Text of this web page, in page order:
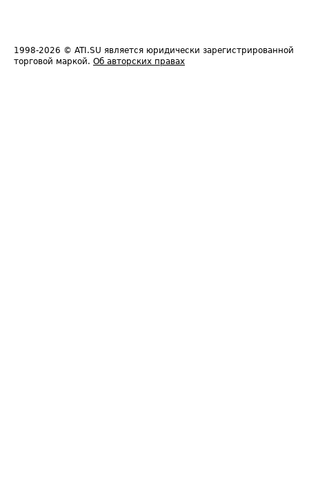
1998-2026 © ATI.SU является юридически зарегистрированной
торговой маркой. Об авторских правах